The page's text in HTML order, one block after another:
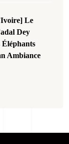
Le
Dey
Éléphants
Ambiance